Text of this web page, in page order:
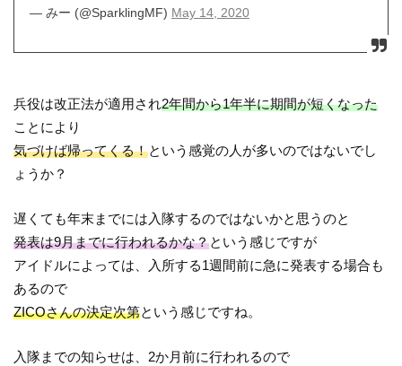
— みー (@SparklingMF) May 14, 2020
兵役は改正法が適用され2年間から1年半に期間が短くなった
ことにより
気づけば帰ってくる！という感覚の人が多いのではないでし
ょうか？
遅くても年末までには入隊するのではないかと思うのと
発表は9月までに行われるかな？という感じですが
アイドルによっては、入所する1週間前に急に発表する場合も
あるので
ZICOさんの決定次第という感じですね。
入隊までの知らせは、2か月前に行われるので